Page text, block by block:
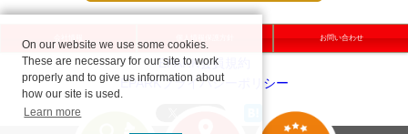
お問い合わせ
On our website we use some cookies.
These are necessary for our site to work
properly and to give us information about
how our site is used.
Learn more